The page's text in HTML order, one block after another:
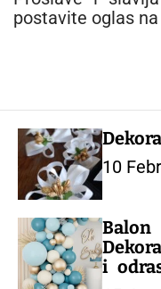
postavite oglas
10
i